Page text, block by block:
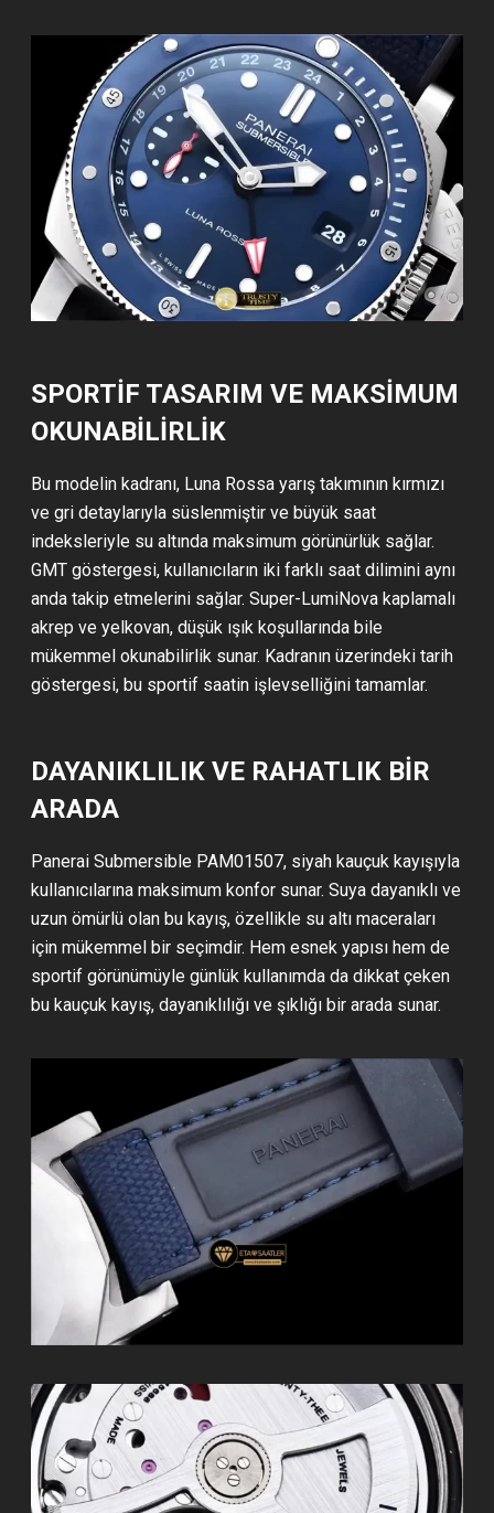
SPORTIF TASARIM VE MAKSIMUM
OKUNABILIRLIK
Bu modelin kadranı, Luna Rossa yarış takımının kırmızı
ve gri detaylarıyla süslenmiştir ve büyük saat
indeksleriyle su altında maksimum görünürlük sağlar.
GMT göstergesi, kullanıcıların iki farklı saat dilimini aynı
anda takip etmelerini sağlar. Super-LumiNova kaplamalı
akrep ve yelkovan, düşük ışık koşullarında bile
mükemmel okunabilirlik sunar. Kadranın üzerindeki tarih
göstergesi, bu sportif saatin işlevselliğini tamamlar.
DAYANIKLILIK VE RAHATLIK BIR
ARADA
Panerai Submersible PAM01507, siyah kauçuk kayışıyla
kullanıcılarına maksimum konfor sunar. Suya dayanıklı ve
uzun ömürlü olan bu kayış, özellikle su altı maceraları
için mükemmel bir seçimdir. Hem esnek yapısı hem de
sportif görünümüyle günlük kullanımda da dikkat çeken
bu kauçuk kayış, dayanıklılığı ve şıklığı bir arada sunar.